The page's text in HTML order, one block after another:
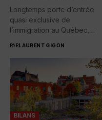
Longtemps porte d’entrée
quasi exclusive de
l’immigration au Québec,
PARLAURENT GIGON
BILANS